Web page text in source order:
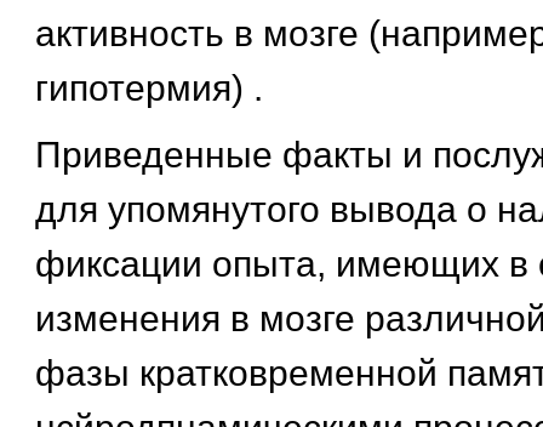
активность в мозге
гипотермия) .
Приведенные факты и
для упомянутого вывода о
фиксации опыта, имеющих в
изменения в мозге
фазы кратковременной